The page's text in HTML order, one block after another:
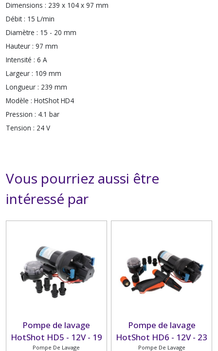
Dimensions : 239 x 104 x 97 mm
Débit : 15 L/min
Diamètre : 15 - 20 mm
Hauteur : 97 mm
Intensité : 6 A
Largeur : 109 mm
Longueur : 239 mm
Modèle : HotShot HD4
Pression : 4.1 bar
Tension : 24 V
Vous pourriez aussi être
intéressé par
Pompe de lavage
HotShot HD5 - 12V - 19
Pompe De Lavage
Pompe de lavage
HotShot HD6 - 12V - 23
Pompe De Lavage